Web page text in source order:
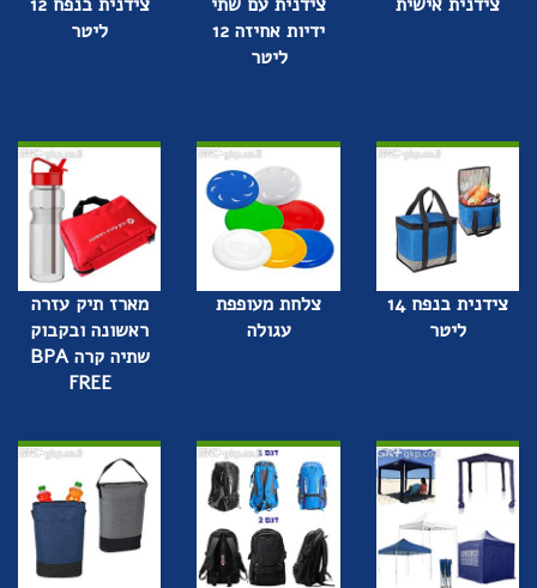
ידיות אחיזה 12
ליטר
ליטר
צידנית בנפח 14
ליטר
צלחת מעופפת
עגולה
מארז תיק עזרה
ראשונה ובקבוק
שתיה קרה BPA
FREE